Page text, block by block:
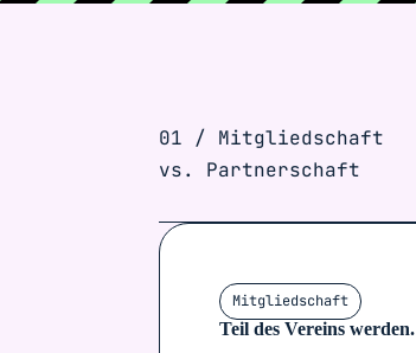
01 / Mitgliedschaft
vs. Partnerschaft
Mitgliedschaft
Teil des Vereins werden.